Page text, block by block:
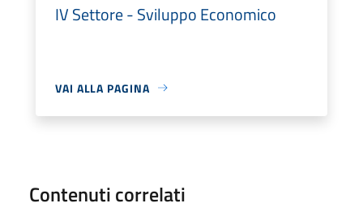
IV Settore - Sviluppo Economico
VAI ALLA PAGINA
Contenuti correlati